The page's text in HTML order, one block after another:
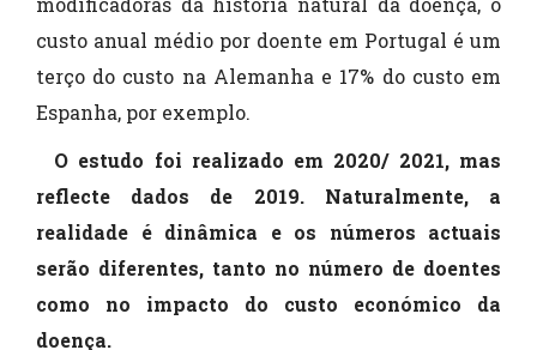
custo anual médio por doente em Portugal é um
terço do custo na Alemanha e 17% do custo em
Espanha, por exemplo.
O estudo foi realizado em 2020/ 2021, mas
reflecte dados de 2019. Naturalmente, a
realidade é dinâmica e os números actuais
serão diferentes, tanto no número de doentes
como no impacto do custo económico da
doença.